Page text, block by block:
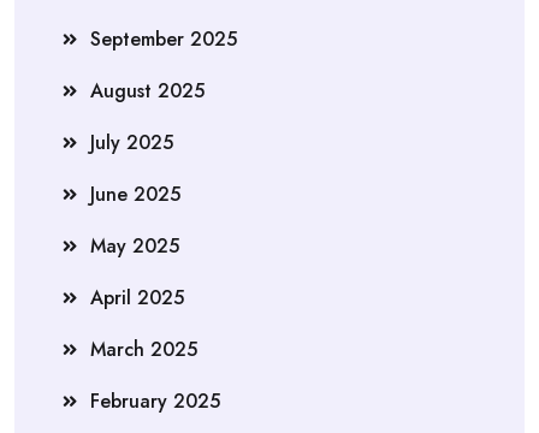
September 2025
August 2025
July 2025
June 2025
May 2025
April 2025
March 2025
February 2025